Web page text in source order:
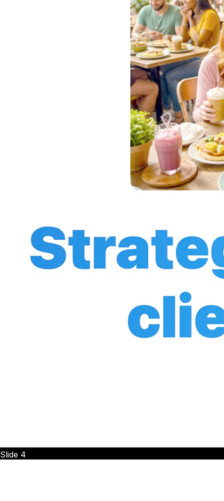
Slide 4